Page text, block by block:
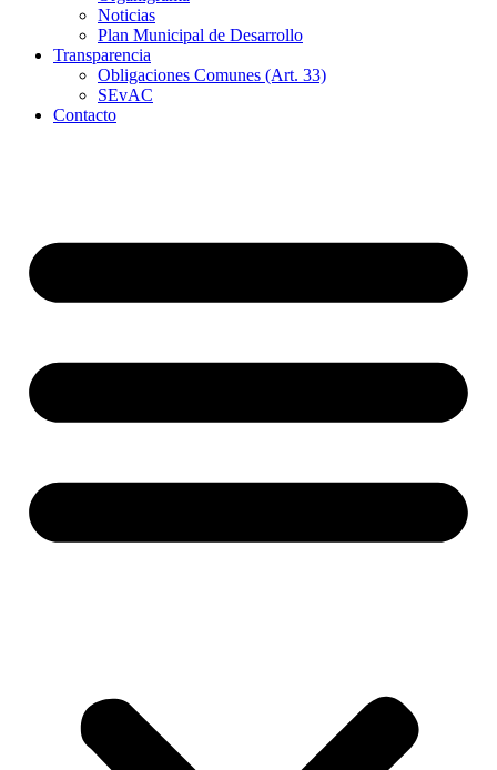
Noticias
Plan Municipal de Desarrollo
Transparencia
Obligaciones Comunes (Art. 33)
SEvAC
Contacto